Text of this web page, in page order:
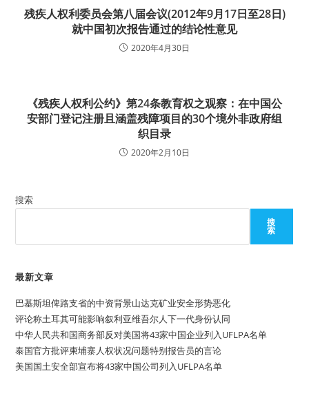
残疾人权利委员会第八届会议(2012年9月17日至28日)
就中国初次报告通过的结论性意见
2020年4月30日
《残疾人权利公约》第24条教育权之观察：在中国公
安部门登记注册且涵盖残障项目的30个境外非政府组
织目录
2020年2月10日
搜索
搜
索
最新文章
巴基斯坦俾路支省的中资背景山达克矿业安全形势恶化
评论称土耳其可能影响叙利亚维吾尔人下一代身份认同
中华人民共和国商务部反对美国将43家中国企业列入UFLPA名单
泰国官方批评柬埔寨人权状况问题特别报告员的言论
美国国土安全部宣布将43家中国公司列入UFLPA名单